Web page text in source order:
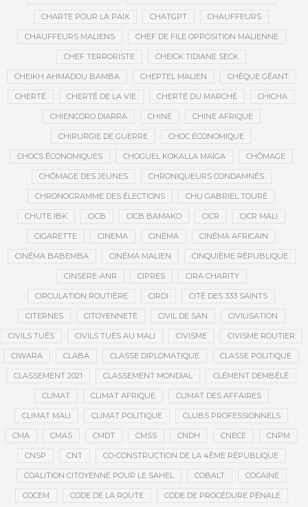
CHARTE POUR LA PAIX CHATGPT CHAUFFEURS
CHAUFFEURS MALIENS CHEF DE FILE OPPOSITION MALIENNE
CHEF TERRORISTE CHEICK TIDIANE SECK
CHEIKH AHMADOU BAMBA CHEPTEL MALIEN CHÈQUE GÉANT
CHERTÉ CHERTÉ DE LA VIE CHERTÉ DU MARCHÉ CHICHA
CHIENCORO DIARRA CHINE CHINE AFRIQUE
CHIRURGIE DE GUERRE CHOC ÉCONOMIQUE
CHOCS ÉCONOMIQUES CHOGUEL KOKALLA MAÏGA CHÔMAGE
CHÔMAGE DES JEUNES CHRONIQUEURS CONDAMNÉS
CHRONOGRAMME DES ÉLECTIONS CHU GABRIEL TOURÉ
CHUTE IBK CICB CICB BAMAKO CICR CICR MALI
CIGARETTE CINEMA CINÉMA CINÉMA AFRICAIN
CINÉMA BABEMBA CINÉMA MALIEN CINQUIÈME RÉPUBLIQUE
CINSERE-ANR CIPRES CIRA CHARITY
CIRCULATION ROUTIÈRE CIRDI CITÉ DES 333 SAINTS
CITERNES CITOYENNETÉ CIVIL DE SAN CIVILISATION
CIVILS TUÉS CIVILS TUÉS AU MALI CIVISME CIVISME ROUTIER
CIWARA CLABA CLASSE DIPLOMATIQUE CLASSE POLITIQUE
CLASSEMENT 2021 CLASSEMENT MONDIAL CLÉMENT DEMBÉLÉ
CLIMAT CLIMAT AFRIQUE CLIMAT DES AFFAIRES
CLIMAT MALI CLIMAT POLITIQUE CLUBS PROFESSIONNELS
CMA CMAS CMDT CMSS CNDH CNECE CNPM
CNSP CNT CO-CONSTRUCTION DE LA 4ÈME RÉPUBLIQUE
COALITION CITOYENNE POUR LE SAHEL COBALT COCAÏNE
COCEM CODE DE LA ROUTE CODE DE PROCÉDURE PÉNALE